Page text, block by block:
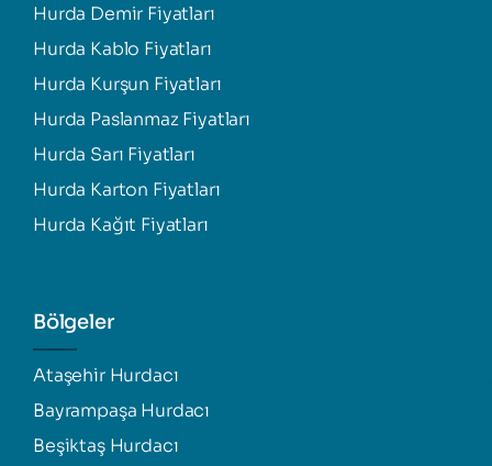
Hurda Demir Fiyatları
Hurda Kablo Fiyatları
Hurda Kurşun Fiyatları
Hurda Paslanmaz Fiyatları
Hurda Sarı Fiyatları
Hurda Karton Fiyatları
Hurda Kağıt Fiyatları
Bölgeler
Ataşehir Hurdacı
Bayrampaşa Hurdacı
Beşiktaş Hurdacı